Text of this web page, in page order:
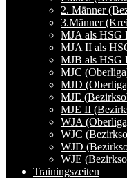
2. Männer
3.Männer
MJA als HSG
MJA II als
MJB als HSG
MJC
MJD
MJE
MJE II
WJA
WJC
WJD
WJE
Trainingszeiten